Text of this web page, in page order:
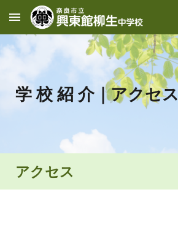
Skip to main content
学 校 紹 介｜アクセス
アクセス